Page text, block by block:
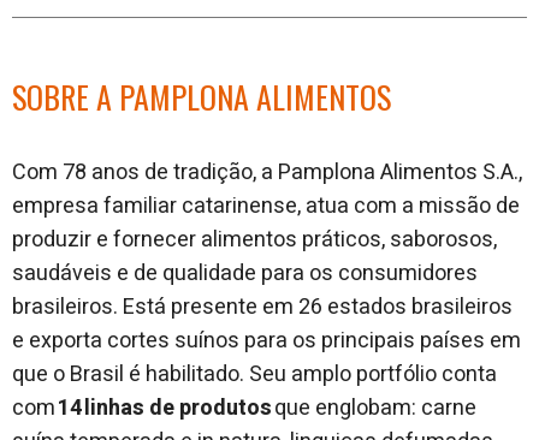
SOBRE A PAMPLONA ALIMENTOS
Com 78 anos de tradição, a Pamplona Alimentos S.A.,
empresa familiar catarinense, atua com a missão de
produzir e fornecer alimentos práticos, saborosos,
saudáveis e de qualidade para os consumidores
brasileiros. Está presente em 26 estados brasileiros
e exporta cortes suínos para os principais países em
que o Brasil é habilitado. Seu amplo portfólio conta
com14 linhas de produtosque englobam: carne